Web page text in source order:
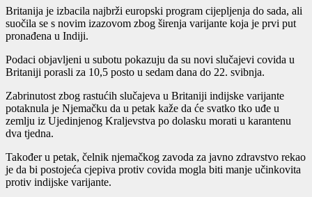
Britanija je izbacila najbrži europski program cijepljenja do sada, ali
suočila se s novim izazovom zbog širenja varijante koja je prvi put
pronađena u Indiji.
Podaci objavljeni u subotu pokazuju da su novi slučajevi covida u
Britaniji porasli za 10,5 posto u sedam dana do 22. svibnja.
Zabrinutost zbog rastućih slučajeva u Britaniji indijske varijante
potaknula je Njemačku da u petak kaže da će svatko tko uđe u
zemlju iz Ujedinjenog Kraljevstva po dolasku morati u karantenu
dva tjedna.
Također u petak, čelnik njemačkog zavoda za javno zdravstvo rekao
je da bi postojeća cjepiva protiv covida mogla biti manje učinkovita
protiv indijske varijante.